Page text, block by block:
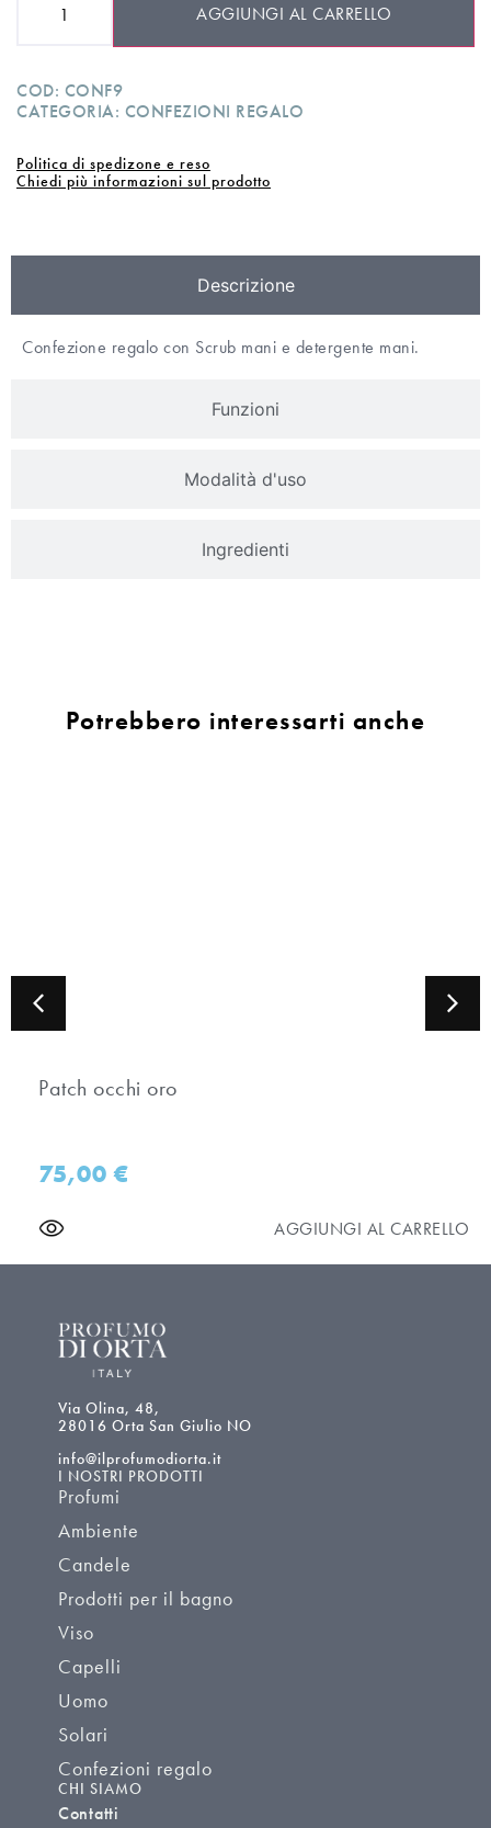
AGGIUNGI AL CARRELLO
COD: CONF9
CATEGORIA: CONFEZIONI REGALO
Politica di spedizone e reso
Chiedi più informazioni sul prodotto
Descrizione
Funzioni
Modalità d'uso
Ingredienti
Confezione regalo con Scrub mani e detergente mani.
Potrebbero interessarti anche
Patch occhi oro
75,00€
AGGIUNGI AL CARRELLO
Via Olina, 48,
28016 Orta San Giulio NO
info@ilprofumodiorta.it
I NOSTRI PRODOTTI
Profumi
Ambiente
Candele
Prodotti per il bagno
Viso
Capelli
Uomo
Solari
Confezioni regalo
CHI SIAMO
Contatti